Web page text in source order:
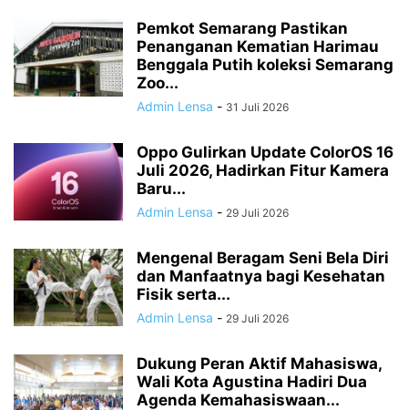
Pemkot Semarang Pastikan
Penanganan Kematian Harimau
Benggala Putih koleksi Semarang
Zoo...
Admin Lensa - 31 Juli 2026
Oppo Gulirkan Update ColorOS 16
Juli 2026, Hadirkan Fitur Kamera
Baru...
Admin Lensa - 29 Juli 2026
Mengenal Beragam Seni Bela Diri
dan Manfaatnya bagi Kesehatan
Fisik serta...
Admin Lensa - 29 Juli 2026
Dukung Peran Aktif Mahasiswa,
Wali Kota Agustina Hadiri Dua
Agenda Kemahasiswaan...